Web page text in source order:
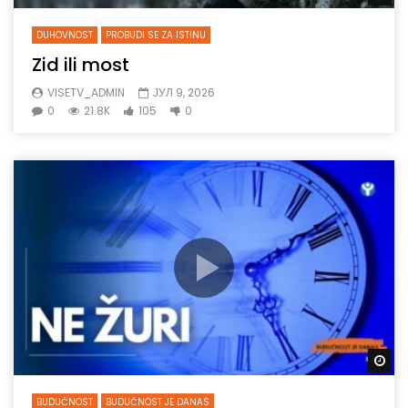
DUHOVNOST PROBUDI SE ZA ISTINU
Zid ili most
VISETV_ADMIN
ЈУЛ 9, 2026
0
21.8K 105 0
BUDUĆNOST BUDUĆNOST JE DANAS